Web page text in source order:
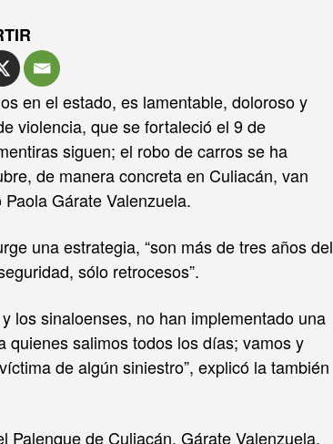
en el estado, es lamentable, doloroso y
violencia, que se fortaleció el 9 de
siguen; el robo de carros se ha
de manera concreta en Culiacán, van
Gárate Valenzuela.
una estrategia, “son más de tres años del
sólo retrocesos”.
los sinaloenses, no han implementado una
quienes salimos todos los días; vamos y
de algún siniestro”, explicó la también
Palenque de Culiacán, Gárate Valenzuela,